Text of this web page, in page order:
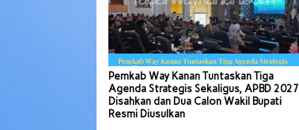
Pemkab Way Kanan Tuntaskan Tiga
Agenda Strategis Sekaligus, APBD 2027
Disahkan dan Dua Calon Wakil Bupati
Resmi Diusulkan